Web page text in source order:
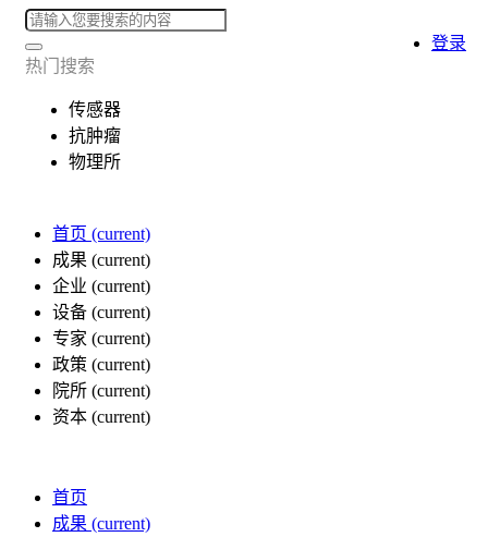
热门搜索
传感器
抗肿瘤
物理所
首页 (current)
成果 (current)
企业 (current)
设备 (current)
专家 (current)
政策 (current)
院所 (current)
资本 (current)
登录
首页
成果 (current)